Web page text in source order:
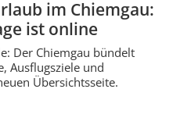
im Chiemgau:
ist online
Der Chiemgau bündelt
Ausflugsziele und
Übersichtsseite.